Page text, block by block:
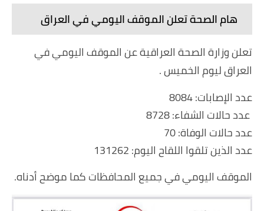
هام الصحة تعلن الموقف اليومي في العراق
تعلن وزارة الصحة العراقية عن الموقف اليومي في
العراق ليوم الخميس .
عدد الإصابات: 8084
عدد حالات الشفاء: 8728
عدد حالات الوفاة: 70
عدد الذين تلقوا اللقاح اليوم: 131262
‏الموقف اليومي في جميع المحافظات كما موضح أدناه.